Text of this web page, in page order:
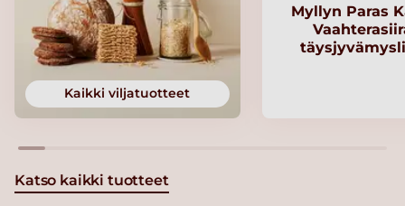
Kaikki viljatuotteet
Myllyn Paras
Katso kaikki tuotteet